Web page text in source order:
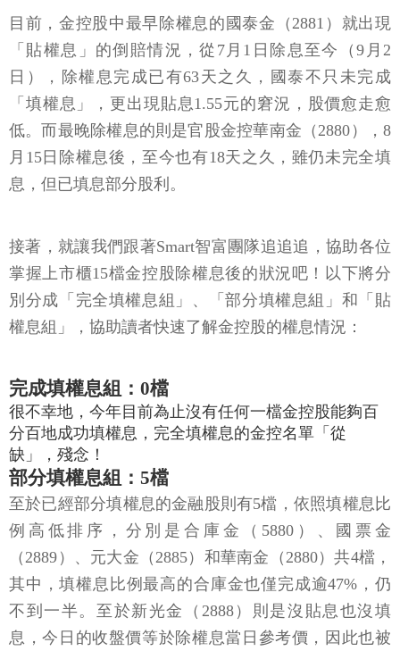
目前，金控股中最早除權息的國泰金（2881）就出現
「貼權息」的倒賠情況，從7月1日除息至今（9月2
日），除權息完成已有63天之久，國泰不只未完成
「填權息」，更出現貼息1.55元的窘況，股價愈走愈
低。而最晚除權息的則是官股金控華南金（2880），8
月15日除權息後，至今也有18天之久，雖仍未完全填
息，但已填息部分股利。
接著，就讓我們跟著Smart智富團隊追追追，協助各位
掌握上市櫃15檔金控股除權息後的狀況吧！以下將分
別分成「完全填權息組」、「部分填權息組」和「貼
權息組」，協助讀者快速了解金控股的權息情況：
完成填權息組：0檔
很不幸地，今年目前為止沒有任何一檔金控股能夠百
分百地成功填權息，完全填權息的金控名單「從
缺」，殘念！
部分填權息組：5檔
至於已經部分填權息的金融股則有5檔，依照填權息比
例高低排序，分別是合庫金（5880）、國票金
（2889）、元大金（2885）和華南金（2880）共4檔，
其中，填權息比例最高的合庫金也僅完成逾47%，仍
不到一半。至於新光金（2888）則是沒貼息也沒填
息，今日的收盤價等於除權息當日參考價，因此也被